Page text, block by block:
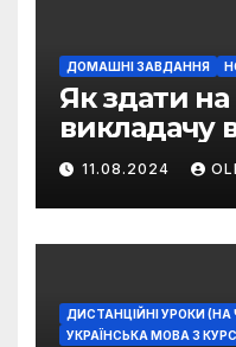
ДОМАШНІ ЗАВДАННЯ
Як здати на
викладачу
домашнє
11.08.2024
ДИСТАНЦІЙНІ УРОКИ
УКРАЇНСЬКА МОВА 3 КУРС